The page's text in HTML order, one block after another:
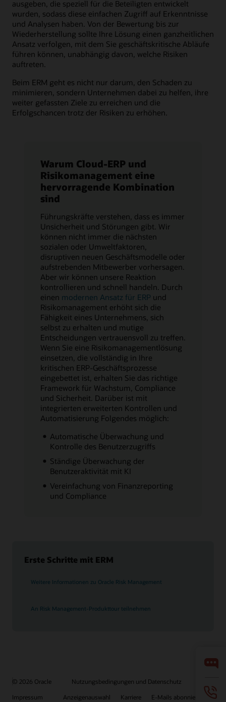
ausgeben, die speziell für die Beteiligten entwickelt
wurden, sodass diese einfachen Zugriff auf Erkenntnisse
und Analysen haben. Von der Bewertung bis zur
Wiederherstellung sollte Ihre Lösung einen ganzheitlichen
Ansatz verfolgen, mit dem Sie geschäftskritische Abläufe
führen können, unabhängig davon, welche Risiken
auftreten.
Beim ERM geht es nicht nur darum, den Schaden zu
minimieren, sondern Unternehmen dabei zu helfen, ihre
weiter gefassten Ziele zu erreichen und die
Erfolgschancen trotz der Risiken zu erhöhen.
Warum Cloud-ERP und
Risikomanagement eine
hervorragende Kombination
sind
Führungskräfte verstehen, dass es immer
Unsicherheit und Störungen gibt. Wir
können nicht immer die nächsten
sozialen oder Umweltfaktoren,
disruptiven neuen Geschäftsmodelle oder
aufstrebenden Mitbewerber vorhersagen.
Aber wir können unsere Reaktion
kontrollieren und schnell handeln. Durch
einen modernen Ansatz für ERP und
Risikomanagement erhöht sich die
Fähigkeit eines Unternehmens, sich
selbst zu erhalten und mutige
Entscheidungen vertrauensvoll zu treffen.
Wenn Sie eine Risikomanagementlösung
einsetzen, die vollständig in Ihre
kritischen ERP-Geschäftsprozesse
eingebettet ist, erhalten Sie das richtige
Framework für Wachstum, Compliance
und Sicherheit. Darüber ist mit
integrierten erweiterten Kontrollen und
Automatisierung Folgendes möglich:
Automatische Überwachung und
Kontrolle des Benutzerzugriffs
Ständige Überwachung der
Benutzeraktivität mit KI
Vereinfachung von Finanzreporting
und Compliance
Erste Schritte mit ERM
Weitere Informationen zu Oracle Risk Management
An Risk Management-Produkttour teilnehmen
© 2026 Oracle
Nutzungsbedingungen und Datenschutz
Impressum
Anzeigenauswahl Karriere E-Mails abonnieren